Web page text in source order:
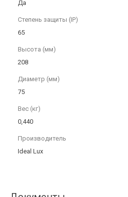
Да
Степень защиты (IP)
65
Высота (мм)
208
Диаметр (мм)
75
Вес (кг)
0,440
Производитель
Ideal Lux